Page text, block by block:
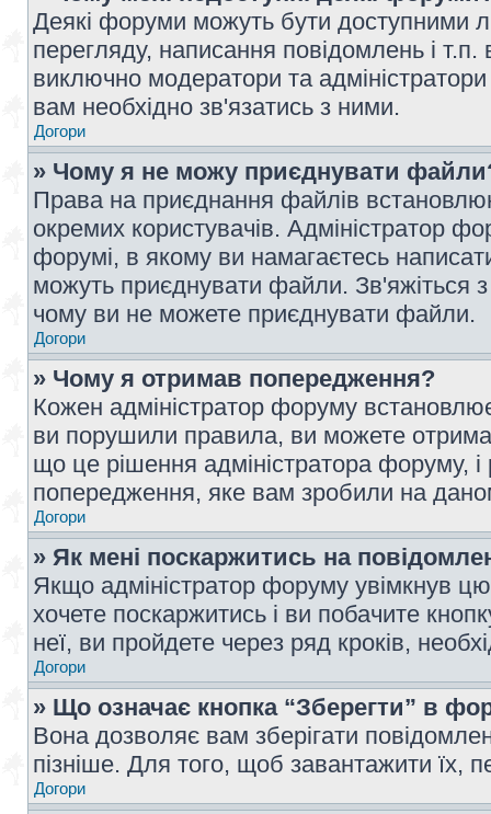
Деякі форуми можуть бути доступними
перегляду, написання повідомлень і
виключно модератори та
вам необхідно зв'язатись з ними.
Догори
» Чому я не можу приєднувати
Права на приєднання файлів
окремих користувачів. Адміністратор
форумі, в якому ви намагаєтесь
можуть приєднувати файли. Зв'яжіться
чому ви не можете приєднувати файли.
Догори
» Чому я отримав попередження?
Кожен адміністратор форуму
ви порушили правила, ви можете
що це рішення адміністратора форуму,
попередження, яке вам зробили на
Догори
» Як мені поскаржитись на
Якщо адміністратор форуму увімкнув
хочете поскаржитись і ви побачите
неї, ви пройдете через ряд кроків,
Догори
» Що означає кнопка “Зберегти” в
Вона дозволяє вам зберігати
пізніше. Для того, щоб завантажити їх,
Догори